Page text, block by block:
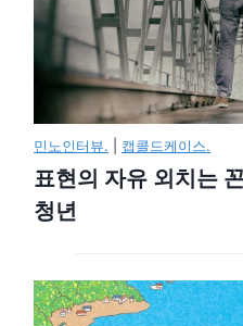
민노인터뷰. 캡콜드케이스.
표현의 자유 외치는
청년